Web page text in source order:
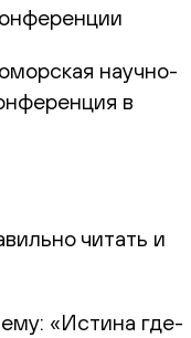
научно-
в
читать и
«Истина где-